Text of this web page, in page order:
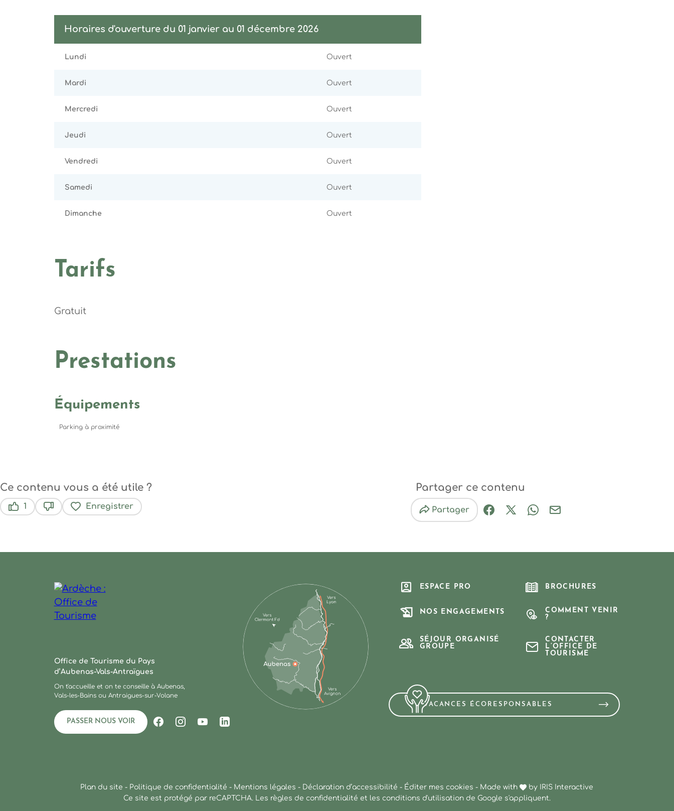
Horaires d'ouverture du 01 janvier au 01 décembre 2026
Lundi Ouvert
Mardi Ouvert
Mercredi Ouvert
Jeudi Ouvert
Vendredi Ouvert
Samedi Ouvert
Dimanche Ouvert
Tarifs
Gratuit
Prestations
Équipements
Parking à proximité
Ce contenu vous a été utile ?
1 Enregistrer
Partager ce contenu
Partager
Partager sur Facebook (nouvelle
Partager sur X / Twitter (nouvelle
Partager sur WhatsApp
Partager par mail
Office de Tourisme du Pays
d’Aubenas-Vals-Antraïgues
On t'accueille et on te conseille à Aubenas,
Vals-les-Bains ou Antraigues-sur-Volane
PASSER NOUS VOIR
Suivez-nous sur Facebook
Suivez-nous sur Instagram
Suivez-nous sur Youtube
Suivez-nous sur Linkedin
ESPACE PRO BROCHURES
NOS ENGAGEMENTS
COMMENT VENIR
?
SÉJOUR ORGANISÉ
GROUPE
CONTACTER
L’OFFICE DE
TOURISME
VACANCES ÉCORESPONSABLES
Plan du site - Politique de confidentialité - Mentions légales - Déclaration d’accessibilité - Éditer mes cookies - Made with by
IRIS Interactive
Ce site est protégé par reCAPTCHA. Les règles de confidentialité et les conditions d'utilisationde Google s'appliquent.